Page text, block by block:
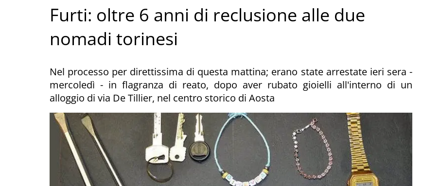
Furti: oltre 6 anni di reclusione alle due
nomadi torinesi
Nel processo per direttissima di questa mattina; erano state arrestate ieri sera -
mercoledì - in flagranza di reato, dopo aver rubato gioielli all'interno di un
alloggio di via De Tillier, nel centro storico di Aosta